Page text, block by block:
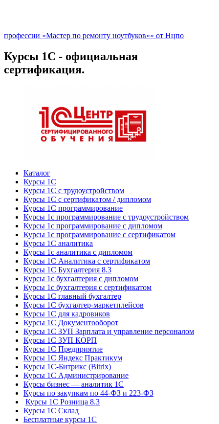
профессии «Мастер по ремонту ноутбуков»» от Нцпо
Курсы 1С - официальная
сертификация.
Каталог
Курсы 1С
Курсы 1С с трудоустройством
Курсы 1С с сертификатом / дипломом
Курсы 1С программирование
Курсы 1с программирование с трудоустройством
Курсы 1с программирование с дипломом
Курсы 1с программирование с сертификатом
Курсы 1С аналитика
Курсы 1с аналитика с дипломом
Курсы 1С Аналитика с сертификатом
Курсы 1С Бухгалтерия 8.3
Курсы 1с бухгалтерия с дипломом
Курсы 1с бухгалтерия с сертификатом
Курсы 1С главный бухгалтер
Курсы 1С бухгалтер-маркетплейсов
Курсы 1С для кадровиков
Курсы 1С Документооборот
Курсы 1С ЗУП Зарплата и управление персоналом
Курсы 1С ЗУП КОРП
Курсы 1С Предприятие
Курсы 1С Яндекс Практикум
Курсы 1С-Битрикс (Bitrix)
Курсы 1С Администрирование
Курсы бизнес — аналитик 1С
Курсы по закупкам по 44‑ФЗ и 223‑ФЗ
Курсы 1С Розница 8.3
Курсы 1С Склад
Бесплатные курсы 1С